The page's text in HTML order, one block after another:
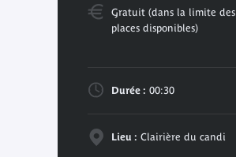
Gratuit (dans la limite des
places disponibles)
Durée : 00:30
Lieu : Clairière du candi